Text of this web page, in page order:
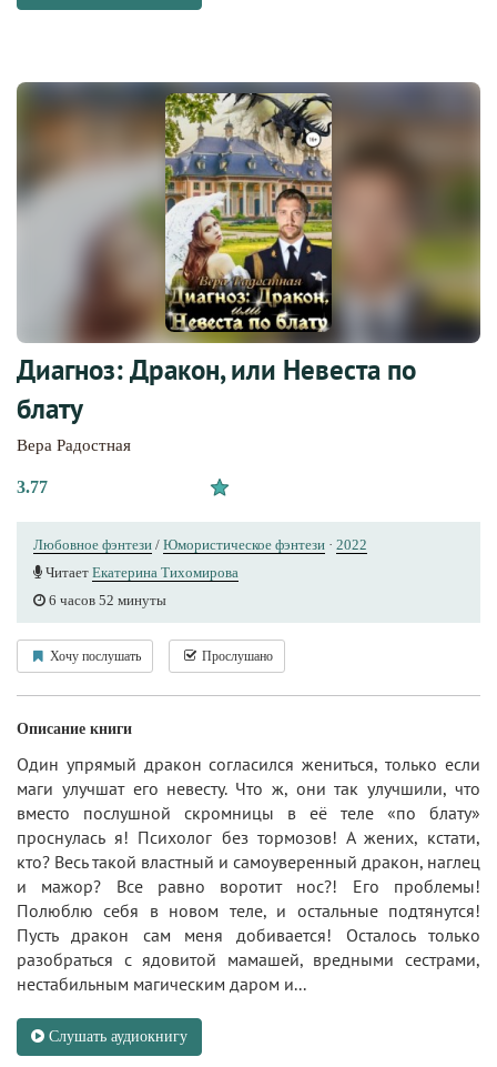
Диагноз: Дракон, или Невеста по
блату
Вера Радостная
3.77
Любовное фэнтези / Юмористическое фэнтези · 2022
Читает Екатерина Тихомирова
6 часов 52 минуты
Хочу послушать Прослушано
Описание книги
Один упрямый дракон согласился жениться, только если
маги улучшат его невесту. Что ж, они так улучшили, что
вместо послушной скромницы в её теле «по блату»
проснулась я! Психолог без тормозов! А жених, кстати,
кто? Весь такой властный и самоуверенный дракон, наглец
и мажор? Все равно воротит нос?! Его проблемы!
Полюблю себя в новом теле, и остальные подтянутся!
Пусть дракон сам меня добивается! Осталось только
разобраться с ядовитой мамашей, вредными сестрами,
нестабильным магическим даром и...
Слушать аудиокнигу